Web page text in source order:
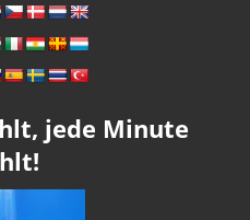
jede Minute